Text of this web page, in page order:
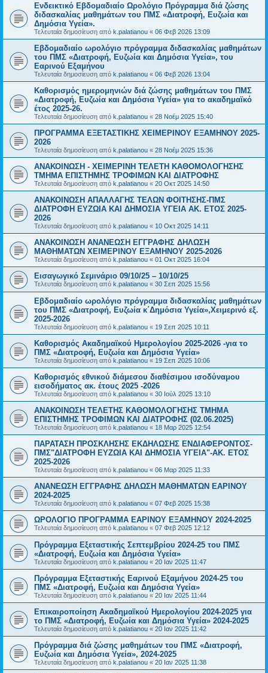
Ενδεικτικό Εβδομαδιαίο Ωρολόγιο Πρόγραμμα διά ζώσης
διδασκαλίας μαθημάτων του ΠΜΣ «Διατροφή, Ευζωία και
Δημόσια Υγεία».
Τελευταία δημοσίευση από k.palatianou « 06 Φεβ 2026 13:09
Εβδομαδιαίο ωρολόγιο πρόγραμμα διδασκαλίας μαθημάτων
του ΠΜΣ «Διατροφή, Ευζωία και Δημόσια Υγεία», του
Εαρινού Εξαμήνου
Τελευταία δημοσίευση από k.palatianou « 06 Φεβ 2026 13:04
Καθορισμός ημερομηνιών διά ζώσης μαθημάτων του ΠΜΣ
«Διατροφή, Ευζωία και Δημόσια Υγεία» για το ακαδημαϊκό
έτος 2025-26.
Τελευταία δημοσίευση από k.palatianou « 28 Νοέμ 2025 15:40
ΠΡΟΓΡΑΜΜΑ ΕΞΕΤΑΣΤΙΚΗΣ ΧΕΙΜΕΡΙΝΟΥ ΕΞΑΜΗΝΟΥ 2025-
2026
Τελευταία δημοσίευση από k.palatianou « 28 Νοέμ 2025 15:36
ΑΝΑΚΟΙΝΩΣΗ - ΧΕΙΜΕΡΙΝΗ ΤΕΛΕΤΗ ΚΑΘΟΜΟΛΟΓΗΣΗΣ
ΤΜΗΜΑ ΕΠΙΣΤΗΜΗΣ ΤΡΟΦΙΜΩΝ ΚΑΙ ΔΙΑΤΡΟΦΗΣ
Τελευταία δημοσίευση από k.palatianou « 20 Οκτ 2025 14:50
ΑΝΑΚΟΙΝΩΣΗ ΑΠΑΛΛΑΓΗΣ ΤΕΛΩΝ ΦΟΙΤΗΣΗΣ-ΠΜΣ
ΔΙΑΤΡΟΦΗ ΕΥΖΩΙΑ ΚΑΙ ΔΗΜΟΣΙΑ ΥΓΕΙΑ ΑΚ. ΕΤΟΣ 2025-
2026
Τελευταία δημοσίευση από k.palatianou « 10 Οκτ 2025 14:11
ΑΝΑΚΟΙΝΩΣΗ ΑΝΑΝΕΩΣΗ ΕΓΓΡΑΦΗΣ ΔΗΛΩΣΗ
ΜΑΘΗΜΑΤΩΝ ΧΕΙΜΕΡΙΝΟΥ ΕΞΑΜΗΝΟΥ 2025-2026
Τελευταία δημοσίευση από k.palatianou « 01 Οκτ 2025 16:04
Εισαγωγικό Σεμινάριο 09/10/25 – 10/10/25
Τελευταία δημοσίευση από k.palatianou « 30 Σεπ 2025 15:56
Εβδομαδιαίο ωρολόγιο πρόγραμμα διδασκαλίας μαθημάτων
του ΠΜΣ «Διατροφή, Ευζωία κ΄Δημόσια Υγεία»,Χειμερινό εξ.
2025-2026
Τελευταία δημοσίευση από k.palatianou « 19 Σεπ 2025 10:11
Καθορισμός Ακαδημαϊκού Ημερολογίου 2025-2026 -για το
ΠΜΣ «Διατροφή, Ευζωία και Δημόσια Υγεία»
Τελευταία δημοσίευση από k.palatianou « 19 Σεπ 2025 10:06
Καθορισμός εθνικού διάμεσου διαθέσιμου ισοδύναμου
εισοδήματος ακ. έτους 2025 -2026
Τελευταία δημοσίευση από k.palatianou « 30 Ιούλ 2025 13:10
ΑΝΑΚΟΙΝΩΣΗ ΤΕΛΕΤΗΣ ΚΑΘΟΜΟΛΟΓΗΣΗΣ ΤΜΗΜΑ
ΕΠΙΣΤΗΜΗΣ ΤΡΟΦΙΜΩΝ ΚΑΙ ΔΙΑΤΡΟΦΗΣ (02.06.2025)
Τελευταία δημοσίευση από k.palatianou « 18 Μαρ 2025 12:54
ΠΑΡΑΤΑΣΗ ΠΡΟΣΚΛΗΣΗΣ ΕΚΔΗΛΩΣΗΣ ΕΝΔΙΑΦΕΡΟΝΤΟΣ-
ΠΜΣ"ΔΙΑΤΡΟΦΗ ΕΥΖΩΙΑ ΚΑΙ ΔΗΜΟΣΙΑ ΥΓΕΙΑ"-ΑΚ. ΕΤΟΣ
2025-2026
Τελευταία δημοσίευση από k.palatianou « 06 Μαρ 2025 11:33
ΑΝΑΝΕΩΣΗ ΕΓΓΡΑΦΗΣ ΔΗΛΩΣΗ ΜΑΘΗΜΑΤΩΝ ΕΑΡΙΝΟΥ
2024-2025
Τελευταία δημοσίευση από k.palatianou « 07 Φεβ 2025 15:38
ΩΡΟΛΟΓΙΟ ΠΡΟΓΡΑΜΜΑ ΕΑΡΙΝΟΥ ΕΞΑΜΗΝΟΥ 2024-2025
Τελευταία δημοσίευση από k.palatianou « 07 Φεβ 2025 12:12
Πρόγραμμα Εξεταστικής Σεπτεμβρίου 2024-25 του ΠΜΣ
«Διατροφή, Ευζωία και Δημόσια Υγεία»
Τελευταία δημοσίευση από k.palatianou « 20 Ιαν 2025 11:47
Πρόγραμμα Εξεταστικής Εαρινού Εξαμήνου 2024-25 του
ΠΜΣ «Διατροφή, Ευζωία και Δημόσια Υγεία»
Τελευταία δημοσίευση από k.palatianou « 20 Ιαν 2025 11:44
Επικαιροποίηση Ακαδημαϊκού Ημερολογίου 2024-2025 για
το ΠΜΣ «Διατροφή, Ευζωία και Δημόσια Υγεία» 2024-2025
Τελευταία δημοσίευση από k.palatianou « 20 Ιαν 2025 11:42
Πρόγραμμα διά ζώσης μαθημάτων του ΠΜΣ «Διατροφή,
Ευζωία και Δημόσια Υγεία», 2024-2025
Τελευταία δημοσίευση από k.palatianou « 20 Ιαν 2025 11:38